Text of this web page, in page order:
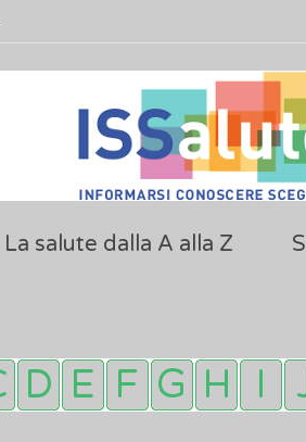
La salute dalla A alla Z